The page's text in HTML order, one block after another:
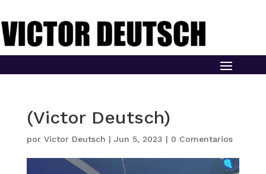
(Victor Deutsch)
por Victor Deutsch | Jun 5, 2023 | 0 Comentarios